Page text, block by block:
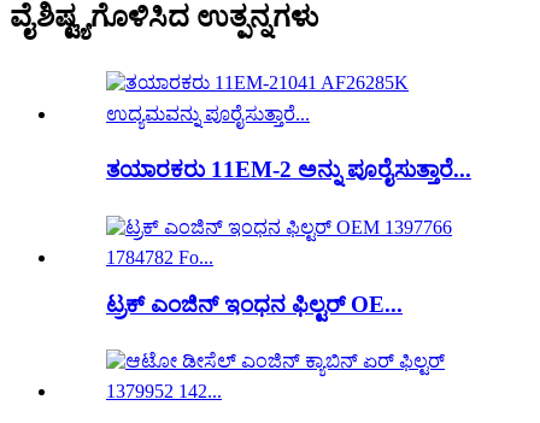
ವೈಶಿಷ್ಟ್ಯಗೊಳಿಸಿದ ಉತ್ಪನ್ನಗಳು
ತಯಾರಕರು 11EM-2 ಅನ್ನು ಪೂರೈಸುತ್ತಾರೆ...
ಟ್ರಕ್ ಎಂಜಿನ್ ಇಂಧನ ಫಿಲ್ಟರ್ OE...